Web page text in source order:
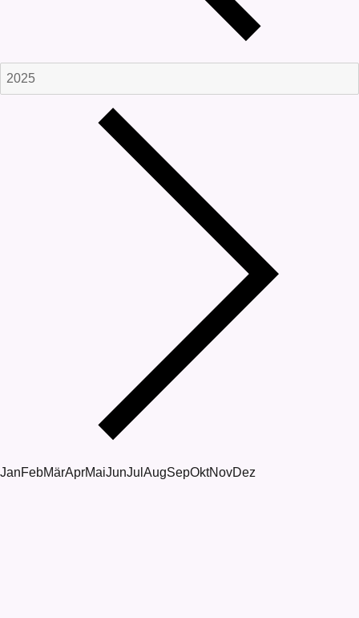
JanFebMärAprMaiJunJul AugSepOktNovDez